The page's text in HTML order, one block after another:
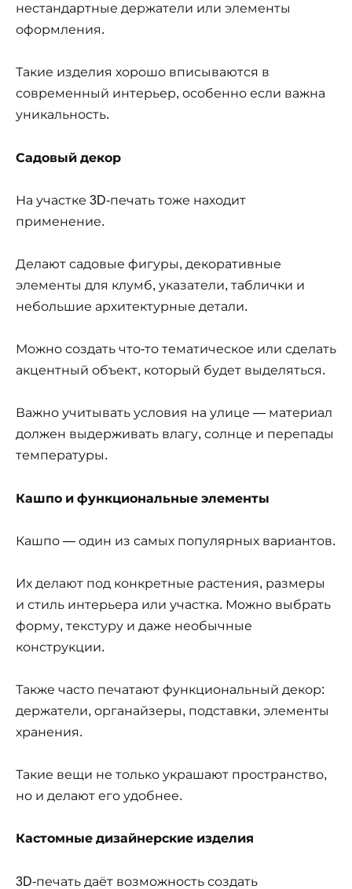
нестандартные держатели или элементы
оформления.
Такие изделия хорошо вписываются в
современный интерьер, особенно если важна
уникальность.
Садовый декор
На участке 3D-печать тоже находит
применение.
Делают садовые фигуры, декоративные
элементы для клумб, указатели, таблички и
небольшие архитектурные детали.
Можно создать что-то тематическое или сделать
акцентный объект, который будет выделяться.
Важно учитывать условия на улице — материал
должен выдерживать влагу, солнце и перепады
температуры.
Кашпо и функциональные элементы
Кашпо — один из самых популярных вариантов.
Их делают под конкретные растения, размеры
и стиль интерьера или участка. Можно выбрать
форму, текстуру и даже необычные
конструкции.
Также часто печатают функциональный декор:
держатели, органайзеры, подставки, элементы
хранения.
Такие вещи не только украшают пространство,
но и делают его удобнее.
Кастомные дизайнерские изделия
3D-печать даёт возможность создать